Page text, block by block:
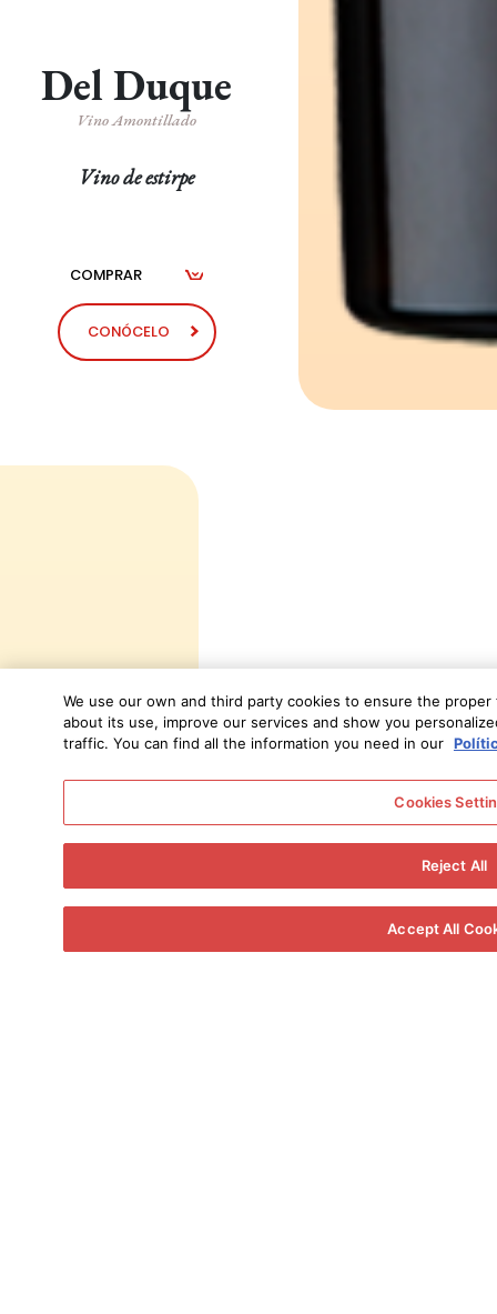
Del Duque
Vino Amontillado
Vino de estirpe
COMPRAR
CONÓCELO
We use our own and third party cookies to ensure the
about its use, improve our services and show you
traffic. You can find all the information you need in our
Cookies
Reject All
Accept All